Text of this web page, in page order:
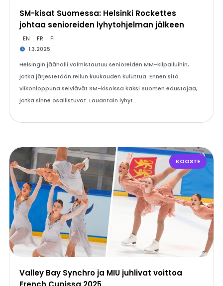
SM-kisat Suomessa: Helsinki Rockettes
johtaa senioreiden lyhytohjelman jälkeen
EN FR FI
1.3.2025
Helsingin jäähalli valmistautuu senioreiden MM-kilpailuihin,
jotka järjestetään reilun kuukauden kuluttua. Ennen sitä
viikonloppuna selviävät SM-kisoissa kaksi Suomen edustajaa,
jotka sinne osallistuvat. Lauantain lyhyt…
KOOSTE
Valley Bay Synchro ja MIU juhlivat voittoa